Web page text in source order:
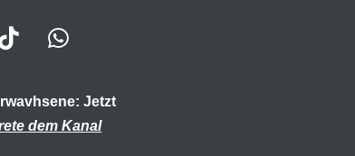
Jetzt
dem Kanal